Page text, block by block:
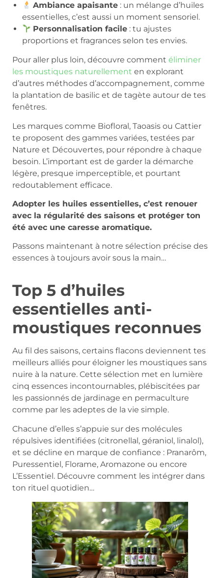
Ambiance apaisante : un mélange d’huiles
essentielles, c’est aussi un moment sensoriel.
Personnalisation facile : tu ajustes
proportions et fragrances selon tes envies.
Pour aller plus loin, découvre comment éliminer
les moustiques naturellement en explorant
d’autres méthodes d’accompagnement, comme
la plantation de basilic et de tagète autour de tes
fenêtres.
Les marques comme Biofloral, Taoasis ou Cattier
te proposent des gammes variées, testées par
Nature et Découvertes, pour répondre à chaque
besoin. L’important est de garder la démarche
légère, presque imperceptible, et pourtant
redoutablement efficace.
Adopter les huiles essentielles, c’est renouer
avec la régularité des saisons et protéger ton
été avec une caresse aromatique.
Passons maintenant à notre sélection précise des
essences à toujours avoir sous la main…
Top 5 d’huiles
essentielles anti-
moustiques reconnues
Au fil des saisons, certains flacons deviennent tes
meilleurs alliés pour éloigner les moustiques sans
nuire à la nature. Cette sélection met en lumière
cinq essences incontournables, plébiscitées par
les passionnés de jardinage en permaculture
comme par les adeptes de la vie simple.
Chacune d’elles s’appuie sur des molécules
répulsives identifiées (citronellal, géraniol, linalol),
et se décline en marque de confiance : Pranarôm,
Puressentiel, Florame, Aromazone ou encore
L’Essentiel. Découvre comment les intégrer dans
ton rituel quotidien…